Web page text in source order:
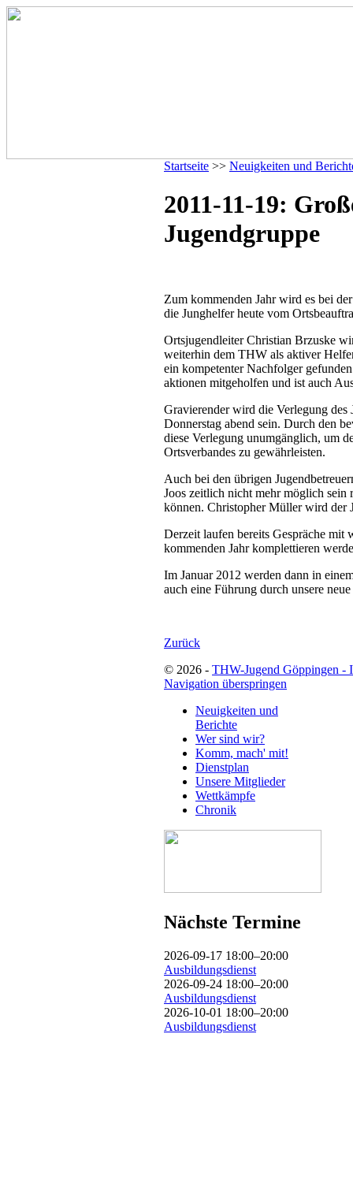
Startseite >> Neuigkeiten und
2011-11-19:
Jugendgruppe
Zum kommenden Jahr wird es bei
die Junghelfer heute vom
Ortsjugendleiter Christian Brzuske
weiterhin dem THW als aktiver
ein kompetenter Nachfolger
aktionen mitgeholfen und ist auch
Gravierender wird die Verlegung des
Donnerstag abend sein. Durch den
diese Verlegung unumgänglich, um
Ortsverbandes zu gewährleisten.
Auch bei den übrigen
Joos zeitlich nicht mehr möglich sein
können. Christopher Müller wird der
Derzeit laufen bereits Gespräche mit
kommenden Jahr komplettieren
Im Januar 2012 werden dann in
auch eine Führung durch unsere
Zurück
© 2026 - THW-Jugend Göppingen -
Navigation überspringen
Neuigkeiten und
Berichte
Wer sind wir?
Komm, mach' mit!
Dienstplan
Unsere Mitglieder
Wettkämpfe
Chronik
Nächste Termine
2026-09-17 18:00–20:00
Ausbildungsdienst
2026-09-24 18:00–20:00
Ausbildungsdienst
2026-10-01 18:00–20:00
Ausbildungsdienst